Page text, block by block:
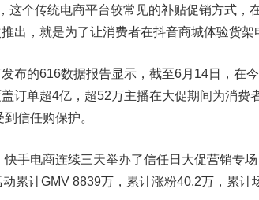
个传统电商平台较常见的补贴促销方式，
出，就是为了让消费者在抖音商城体验货架
的616数据报告显示，截至6月14日，在今
订单超4亿，超52万主播在大促期间为消费
信任购保护。
电商连续三天举办了信任日大促营销专场
累计GMV 8839万，累计涨粉40.2万，累计